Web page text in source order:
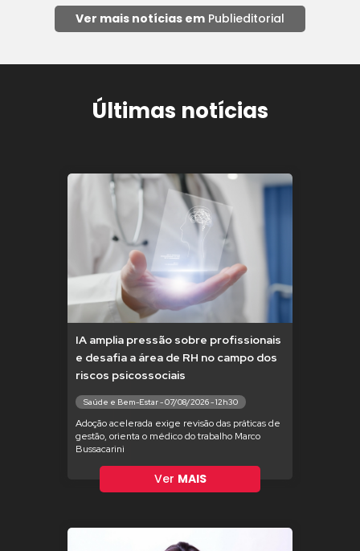
Ver mais notícias em Publieditorial
Últimas notícias
IA amplia pressão sobre profissionais
e desafia a área de RH no campo dos
riscos psicossociais
Saúde e Bem-Estar - 07/08/2026 - 12h30
Adoção acelerada exige revisão das práticas de
gestão, orienta o médico do trabalho Marco
Bussacarini
Ver MAIS